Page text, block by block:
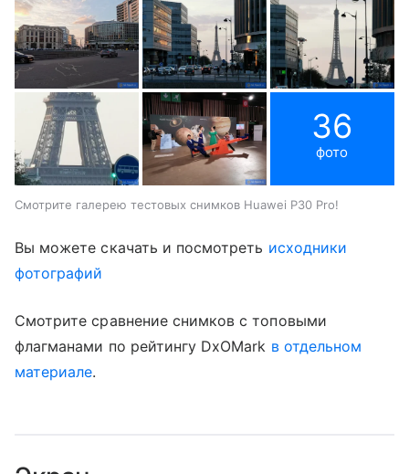
36
фото
Смотрите галерею тестовых снимков Huawei P30 Pro!
Вы можете скачать и посмотреть исходники
фотографий
Смотрите сравнение снимков с топовыми
флагманами по рейтингу DxOMark в отдельном
материале.